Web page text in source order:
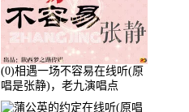
(0)相遇一场不容易在线听(原
唱是张静)，老九演唱点
播:11453次